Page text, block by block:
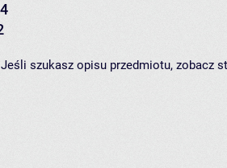
szukasz opisu przedmiotu, zobacz